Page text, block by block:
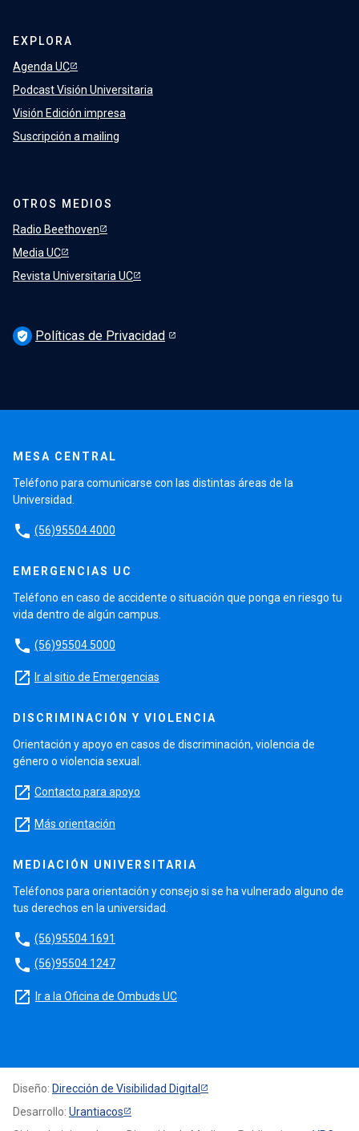
EXPLORA
Agenda UC
Podcast Visión Universitaria
Visión Edición impresa
Suscripción a mailing
OTROS MEDIOS
Radio Beethoven
Media UC
Revista Universitaria UC
verified_user Políticas de Privacidad
MESA CENTRAL
Teléfono para comunicarse con las distintas áreas de la
Universidad.
phone (56)95504 4000
EMERGENCIAS UC
Teléfono en caso de accidente o situación que ponga en riesgo tu
vida dentro de algún campus.
phone (56)95504 5000
launch Ir al sitio de Emergencias
DISCRIMINACIÓN Y VIOLENCIA
Orientación y apoyo en casos de discriminación, violencia de
género o violencia sexual.
launch Contacto para apoyo
launch Más orientación
MEDIACIÓN UNIVERSITARIA
Teléfonos para orientación y consejo si se ha vulnerado alguno de
tus derechos en la universidad.
phone (56)95504 1691
phone (56)95504 1247
launch Ir a la Oficina de Ombuds UC
Diseño: Dirección de Visibilidad Digital
Desarrollo: Urantiacos